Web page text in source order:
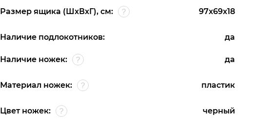
Размер ящика (ШхВхГ), см: 97x69x18
Наличие подлокотников: да
Наличие ножек: да
Материал ножек: пластик
Цвет ножек: черный